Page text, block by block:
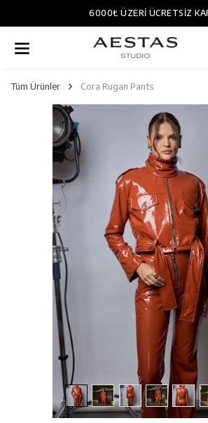
6000₺ ÜZERI ÜCRETSIZ
Tüm Ürünler Cora Rugan Pants